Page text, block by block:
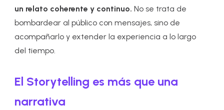
un relato coherente y continuo. No se trata de
bombardear al público con mensajes, sino de
acompañarlo y extender la experiencia a lo largo
del tiempo.
El Storytelling es más que una
narrativa